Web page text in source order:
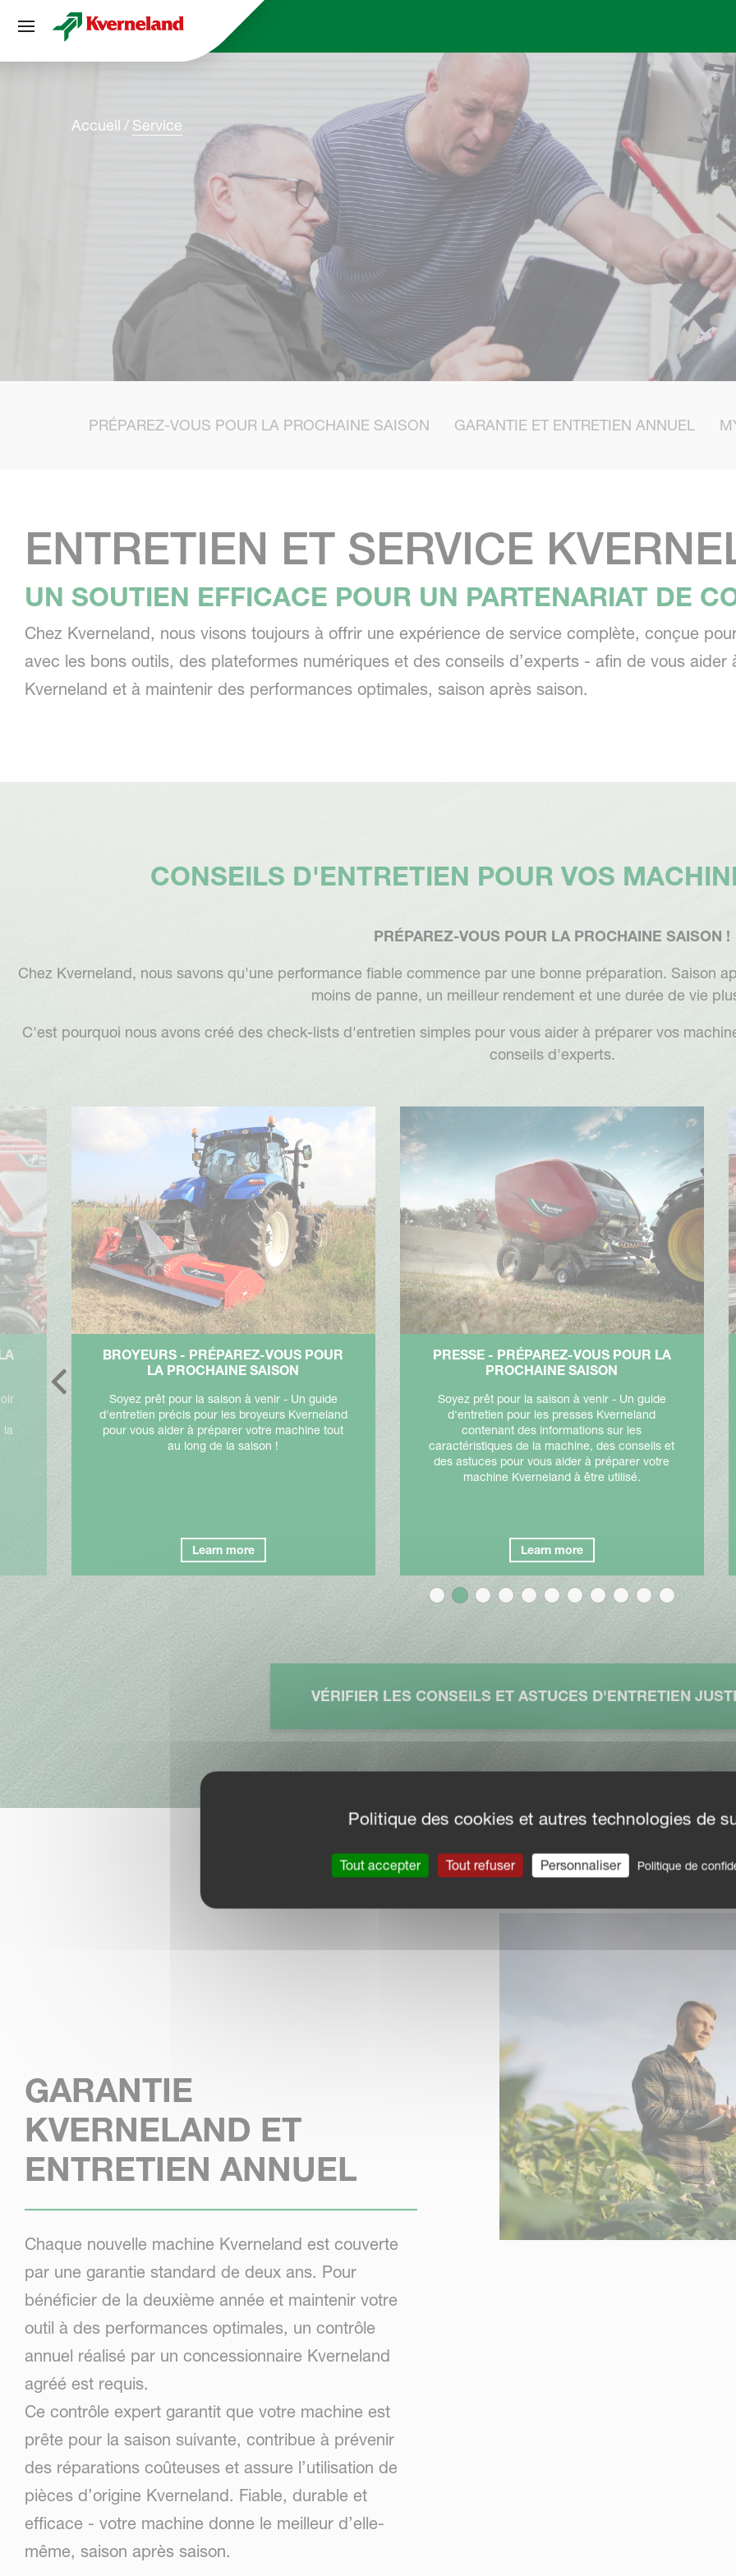
Accueil Service
PRÉPAREZ-VOUS POUR LA PROCHAINE SAISON GARANTIE ET ENTRETIEN ANNUEL
ENTRETIEN ET SERVICE
UN SOUTIEN EFFICACE POUR UN PARTENARIAT DE
Chez Kverneland, nous visons toujours à offrir une expérience de service complète, conçue
avec les bons outils, des plateformes numériques et des conseils d’experts - afin de vous
Kverneland et à maintenir des performances optimales, saison après saison.
CONSEILS D'ENTRETIEN POUR VOS
PRÉPAREZ-VOUS POUR LA PROCHAINE SAISON !
Chez Kverneland, nous savons qu'une performance fiable commence par une bonne préparation. Saison
moins de panne, un meilleur rendement et une durée de vie
C'est pourquoi nous avons créé des check-lists d'entretien simples pour vous aider à préparer vos
conseils d'experts.
la
BROYEURS - PRÉPAREZ-VOUS POUR
LA PROCHAINE SAISON
Soyez prêt pour la saison à venir - Un guide
d'entretien précis pour les broyeurs Kverneland
pour vous aider à préparer votre machine tout
au long de la saison !
Learn more
PRESSE - PRÉPAREZ-VOUS POUR LA
PROCHAINE SAISON
Soyez prêt pour la saison à venir - Un guide
d'entretien pour les presses Kverneland
contenant des informations sur les
caractéristiques de la machine, des conseils et
des astuces pour vous aider à préparer votre
machine Kverneland à être utilisé.
Learn more
VÉRIFIER LES CONSEILS ET ASTUCES D'ENTRETIEN
GARANTIE
KVERNELAND ET
ENTRETIEN ANNUEL
Chaque nouvelle machine Kverneland est couverte
par une garantie standard de deux ans. Pour
bénéficier de la deuxième année et maintenir votre
outil à des performances optimales, un contrôle
annuel réalisé par un concessionnaire Kverneland
agréé est requis.
Ce contrôle expert garantit que votre machine est
prête pour la saison suivante, contribue à prévenir
des réparations coûteuses et assure l’utilisation de
pièces d’origine Kverneland. Fiable, durable et
efficace - votre machine donne le meilleur d’elle-
même, saison après saison.
Panneau de gestion des cookies
Politique des cookies et autres technologies de
Tout accepter Tout refuser Personnaliser Politique de